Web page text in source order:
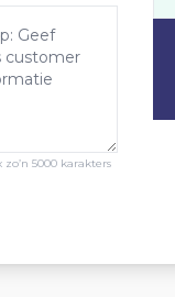
5000 karakters